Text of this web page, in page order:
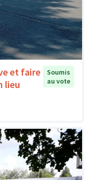
et faire
lieu
Soumis
au vote